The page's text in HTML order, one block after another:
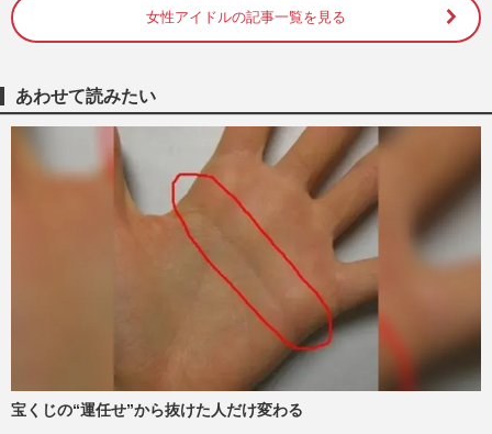
明石家さんまが〈葬儀には行かない〉ポリ
シーを破り、異例の参列で伝えた“お母さ
週刊女性PRIME
俳優・星野真里、長女の指定難病『先天性
ミオパチー』で「世界の見え方が変わっ
た」母が綴った記録と娘と歩…
週刊女性2026年2月24日号 2026/2/15
《関東人が選んだ「面白いと思う」芸人ラ
ンキング》有吉弘行・オードリーらを抑え
た1位は「人を傷つけない…
週刊女性2026年2月3日号 2026/1/26
《関西人が選んだ「面白いと思う」芸人ラ
女性アイドルの記事一覧を見る
あわせて読みたい
宝くじの“運任せ”から抜けた人だけ変わる